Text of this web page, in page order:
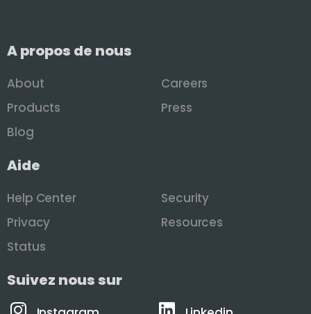
A propos de nous
About
Products
Blog
Careers
Press
Aide
Help Center
Privacy
Status
Security
Resources
Suivez nous sur